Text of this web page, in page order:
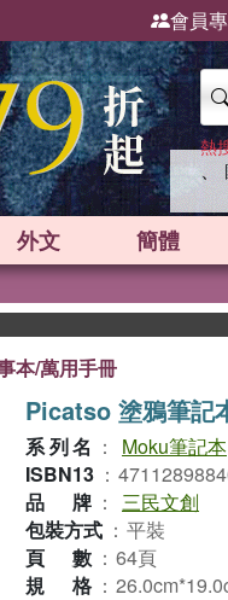
會員
熱
、
外文 簡體
本/萬用手冊
Picatso 塗鴉筆記
系列名 ：
Moku筆記本
ISBN13 ：
品牌 ： 三民文創
包裝方式 ： 平裝
頁數 ： 64頁
規格 ：